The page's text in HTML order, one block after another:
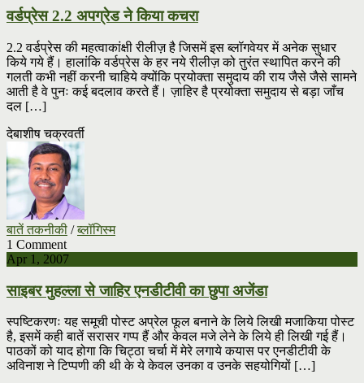
वर्डप्रेस 2.2 अपग्रेड ने किया कचरा
2.2 वर्डप्रेस की महत्वाकांक्षी रीलीज़ है जिसमें इस ब्लॉगवेयर में अनेक सुधार
किये गये हैं। हालांकि वर्डप्रेस के हर नये रीलीज़ को तुरंत स्थापित करने की
गलती कभी नहीं करनी चाहिये क्योंकि प्रयोक्ता समुदाय की राय जैसे जैसे सामने
आती है वे पुनः कई बदलाव करते हैं। ज़ाहिर है प्रयोक्ता समुदाय से बड़ा जाँच
दल […]
देबाशीष चक्रवर्ती
बातें तकनीकी /ब्लॉगिस्म
1 Comment
Apr 1, 2007
साइबर मुहल्ला से जाहिर एनडीटीवी का छुपा अजेंडा
स्पष्टिकरणः यह समूची पोस्ट अप्रेल फूल बनाने के लिये लिखी मजाकिया पोस्ट
है, इसमें कही बातें सरासर गप्प हैं और केवल मजे लेने के लिये ही लिखी गई हैं।
पाठकों को याद होगा कि चिट्ठा चर्चा में मेरे लगाये कयास पर एनडीटीवी के
अविनाश ने टिप्पणी की थी के ये केवल उनका व उनके सहयोगियों […]